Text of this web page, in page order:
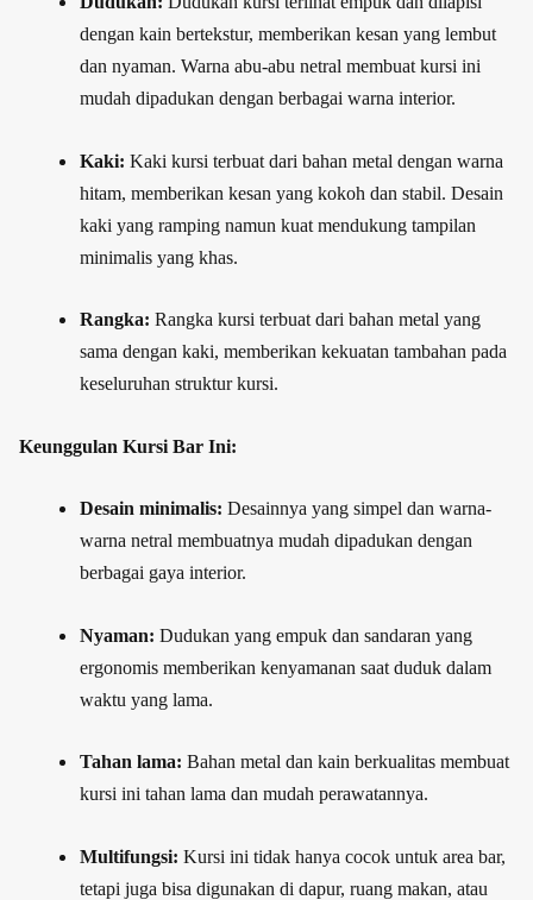
dengan kain bertekstur, memberikan kesan yang lembut
dan nyaman. Warna abu-abu netral membuat kursi ini
mudah dipadukan dengan berbagai warna interior.
Kaki: Kaki kursi terbuat dari bahan metal dengan warna
hitam, memberikan kesan yang kokoh dan stabil. Desain
kaki yang ramping namun kuat mendukung tampilan
minimalis yang khas.
Rangka: Rangka kursi terbuat dari bahan metal yang
sama dengan kaki, memberikan kekuatan tambahan pada
keseluruhan struktur kursi.
Keunggulan Kursi Bar Ini:
Desain minimalis: Desainnya yang simpel dan warna-
warna netral membuatnya mudah dipadukan dengan
berbagai gaya interior.
Nyaman: Dudukan yang empuk dan sandaran yang
ergonomis memberikan kenyamanan saat duduk dalam
waktu yang lama.
Tahan lama: Bahan metal dan kain berkualitas membuat
kursi ini tahan lama dan mudah perawatannya.
Multifungsi: Kursi ini tidak hanya cocok untuk area bar,
tetapi juga bisa digunakan di dapur, ruang makan, atau